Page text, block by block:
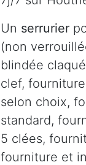
Un serrurier
(non
blindée
clef,
selon choix,
standard,
5 clées,
fourniture et